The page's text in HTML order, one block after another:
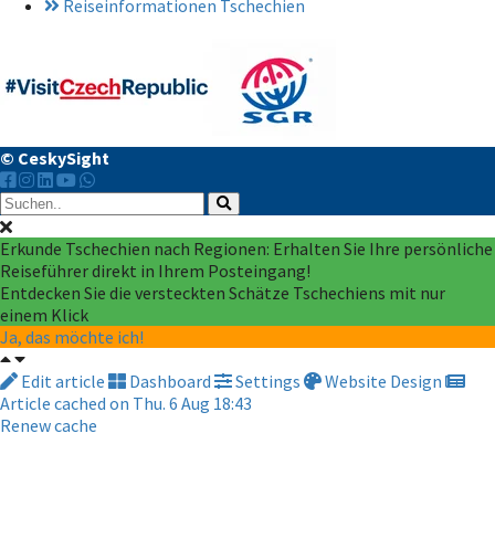
Reiseinformationen Tschechien
© CeskySight
Erkunde Tschechien nach Regionen: Erhalten Sie Ihre persönliche
Reiseführer direkt in Ihrem Posteingang!
Entdecken Sie die versteckten Schätze Tschechiens mit nur
einem Klick
Ja, das möchte ich!
Edit article
Dashboard Settings
Website Design
Article cached on Thu. 6 Aug 18:43
Renew cache